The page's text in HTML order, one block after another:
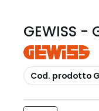
GEWISS -
copia
Cod. prodotto